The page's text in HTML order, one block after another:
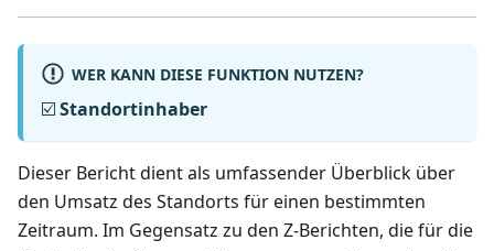
WER KANN DIESE FUNKTION NUTZEN?
☑️Standortinhaber
Dieser Bericht dient als umfassender Überblick über
den Umsatz des Standorts für einen bestimmten
Zeitraum. Im Gegensatz zu den Z-Berichten, die für die